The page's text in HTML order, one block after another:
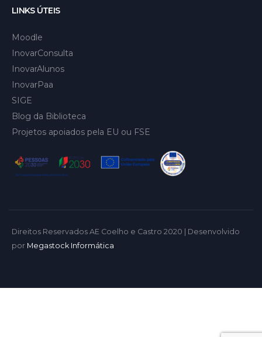
LINKS ÚTEIS
Moodle
InovarConsulta
InovarAlunos
InovarPaa
SIGE
Blog da Biblioteca
Projetos apoiados pela EU ou FSE
Direitos Reservados AE Coelho e Castro 2020 | Desenvolvido
por Megastock Informática